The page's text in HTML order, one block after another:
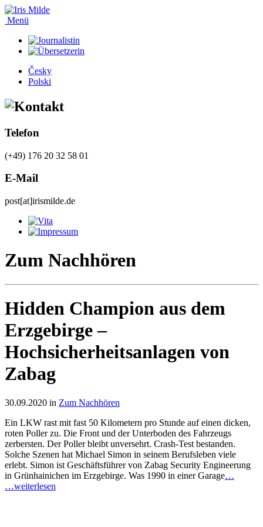
Menü
Česky
Polski
Telefon
(+49) 176 20 32 58 01
E-Mail
post[at]irismilde.de
Zum Nachhören
Hidden Champion aus dem
Erzgebirge –
Hochsicherheitsanlagen von
Zabag
30.09.2020 in Zum Nachhören
Ein LKW rast mit fast 50 Kilometern pro Stunde auf einen dicken,
roten Poller zu. Die Front und der Unterboden des Fahrzeugs
zerbersten. Der Poller bleibt unversehrt. Crash-Test bestanden.
Solche Szenen hat Michael Simon in seinem Berufsleben viele
erlebt. Simon ist Geschäftsführer von Zabag Security Engineerung
in Grünhainichen im Erzgebirge. Was 1990 in einer Garage…
…weiterlesen